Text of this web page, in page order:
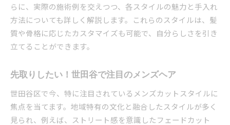
らに、実際の施術例を交えつつ、各スタイルの魅力と手入れ
方法についても詳しく解説します。これらのスタイルは、髪
質や骨格に応じたカスタマイズも可能で、自分らしさを引き
立てることができます。
先取りしたい！世田谷で注目のメンズヘア
世田谷区で今、特に注目されているメンズカットスタイルに
焦点を当てます。地域特有の文化と融合したスタイルが多く
見られ、例えば、ストリート感を意識したフェードカット